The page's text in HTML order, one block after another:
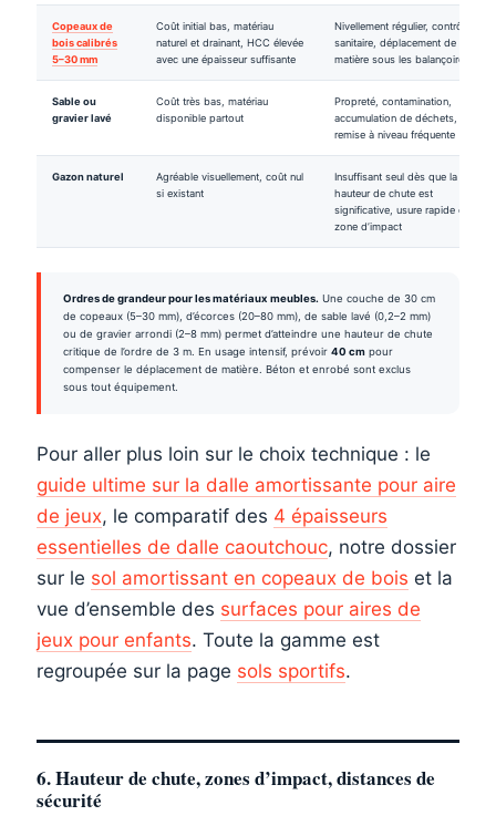
Copeaux de
bois calibrés
5–30 mm
Coût initial bas, matériau
naturel et drainant, HCC élevée
avec une épaisseur suffisante
Nivellement régulier, contrôle
sanitaire, déplacement de
matière sous les balançoires
Sable ou
gravier lavé
Coût très bas, matériau
disponible partout
Propreté, contamination,
accumulation de déchets,
remise à niveau fréquente
Gazon naturel
Agréable visuellement, coût nul
si existant
Insuffisant seul dès que la
hauteur de chute est
significative, usure rapide en
zone d’impact
Ordres de grandeur pour les matériaux meubles. Une couche de 30 cm
de copeaux (5–30 mm), d’écorces (20–80 mm), de sable lavé (0,2–2 mm)
ou de gravier arrondi (2–8 mm) permet d’atteindre une hauteur de chute
critique de l’ordre de 3 m. En usage intensif, prévoir 40 cm pour
compenser le déplacement de matière. Béton et enrobé sont exclus
sous tout équipement.
Pour aller plus loin sur le choix technique : le
guide ultime sur la dalle amortissante pour aire
de jeux, le comparatif des 4 épaisseurs
essentielles de dalle caoutchouc, notre dossier
sur le sol amortissant en copeaux de bois et la
vue d’ensemble des surfaces pour aires de
jeux pour enfants. Toute la gamme est
regroupée sur la page sols sportifs.
6. Hauteur de chute, zones d’impact, distances de
sécurité